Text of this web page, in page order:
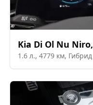
Kia Di Ol Nu Niro,
1.6 л., 4779 км, Гибрид